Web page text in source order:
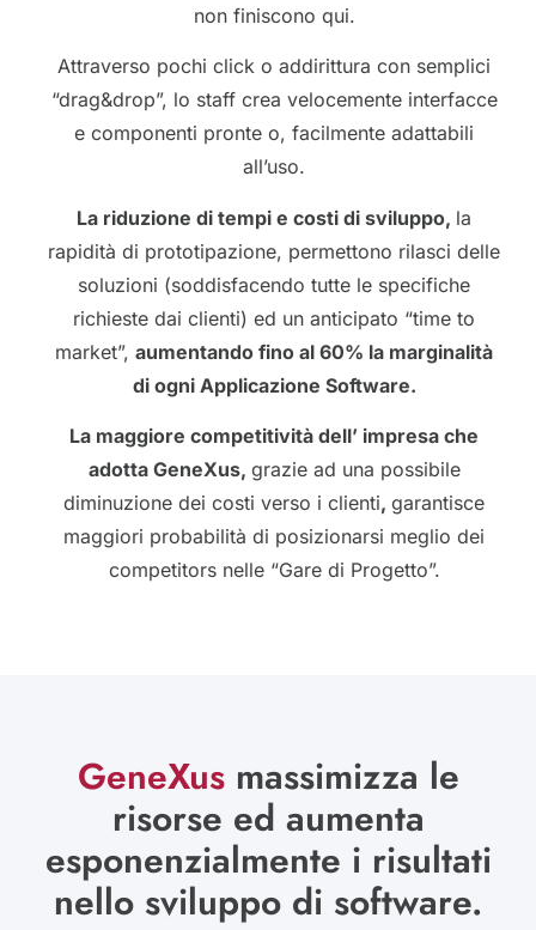
non finiscono qui.
Attraverso pochi click o addirittura con semplici
“drag&drop”, lo staff crea velocemente interfacce
e componenti pronte o, facilmente adattabili
all’uso.
La riduzione di tempi e costi di sviluppo, la
rapidità di prototipazione, permettono rilasci delle
soluzioni (soddisfacendo tutte le specifiche
richieste dai clienti) ed un anticipato “time to
market”, aumentando fino al 60% la marginalità
di ogni Applicazione Software.
La maggiore competitività dell’ impresa che
adotta GeneXus, grazie ad una possibile
diminuzione dei costi verso i clienti, garantisce
maggiori probabilità di posizionarsi meglio dei
competitors nelle “Gare di Progetto”.
GeneXusmassimizza le
risorse ed aumenta
esponenzialmente i risultati
nello sviluppo di software.